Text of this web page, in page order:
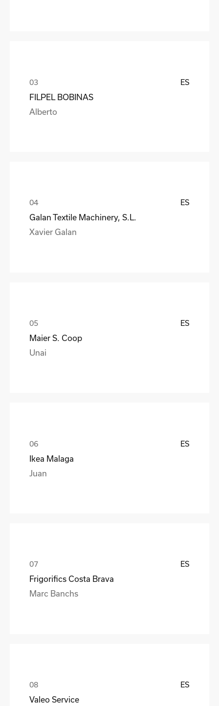
ES
FILPEL BOBINAS
Alberto
ES
Galan Textile Machinery, S.L.
Xavier Galan
ES
Maier S. Coop
Unai
ES
Ikea Malaga
Juan
ES
Frigorifics Costa Brava
Marc Banchs
ES
Valeo Service